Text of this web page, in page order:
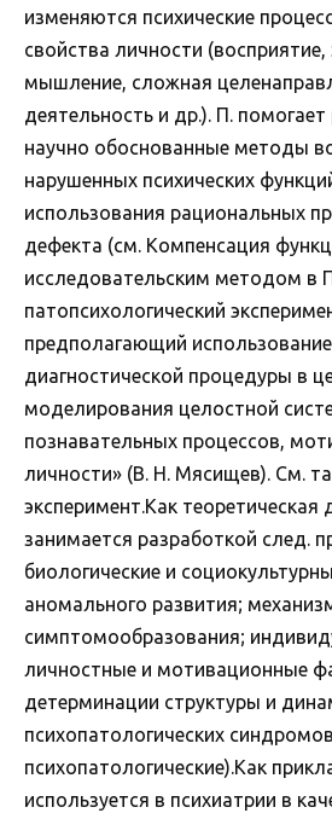
изменяются психические
свойства личности
мышление, сложная
деятельность и др.). П.
научно обоснованные методы
нарушенных психических
использования рациональных
дефекта (см. Компенсация
исследовательским методом в
патопсихологический
предполагающий
диагностической процедуры в
моделирования целостной
познавательных процессов,
личности» (В. Н. Мясищев). См.
эксперимент.Как теоретическая
занимается разработкой след.
биологические и
аномального развития;
симптомообразования;
личностные и мотивационные
детерминации структуры и
психопатологических
психопатологические).Как
используется в психиатрии в